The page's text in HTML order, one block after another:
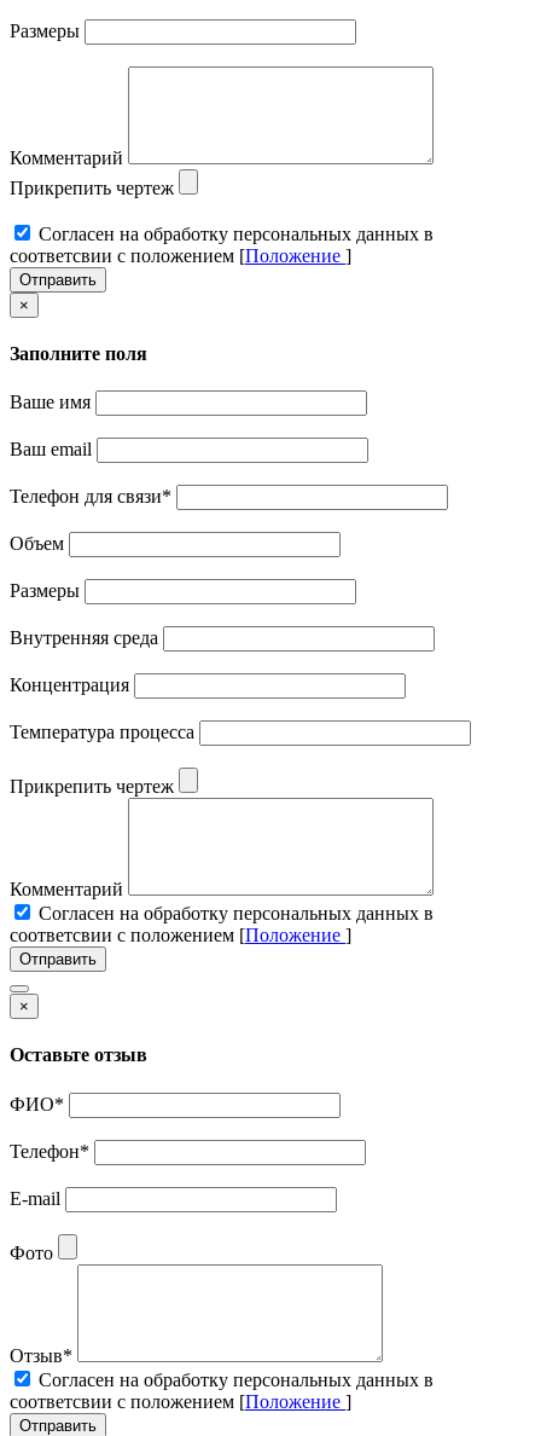
Размеры
Комментарий
Прикрепить чертеж
Cогласен на обработку персональных данных в
соответсвии с положением [Положение ]
Отправить
×
Заполните поля
Ваше имя
Ваш email
Телефон для связи*
Объем
Размеры
Внутренняя среда
Концентрация
Температура процесса
Прикрепить чертеж
Комментарий
Cогласен на обработку персональных данных в
соответсвии с положением [Положение ]
Отправить
×
Оставьте отзыв
ФИО*
Телефон*
E-mail
Фото
Отзыв*
Cогласен на обработку персональных данных в
соответсвии с положением [Положение ]
Отправить